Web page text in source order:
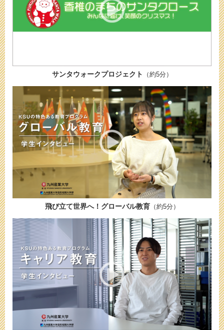
サンタウォークプロジェクト （約5分）
飛び立て世界へ！グローバル教育（約5分）